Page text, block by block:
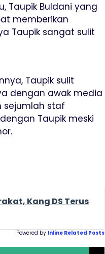
Taupik Buldani yang
memberikan
Taupik sangat sulit
Taupik sulit
dengan awak media
sejumlah staf
Taupik meski
Kang DS Terus
Powered by Inline Related Posts